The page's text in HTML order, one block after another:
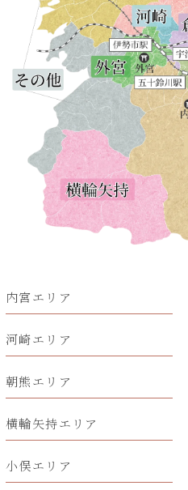
内宮エリア
河崎エリア
朝熊エリア
横輪矢持エリア
小俣エリア